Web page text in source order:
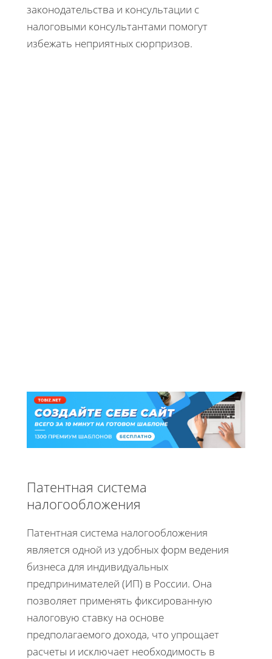
законодательства и консультации с
налоговыми консультантами помогут
избежать неприятных сюрпризов.
Патентная система
налогообложения
Патентная система налогообложения
является одной из удобных форм ведения
бизнеса для индивидуальных
предпринимателей (ИП) в России. Она
позволяет применять фиксированную
налоговую ставку на основе
предполагаемого дохода, что упрощает
расчеты и исключает необходимость в